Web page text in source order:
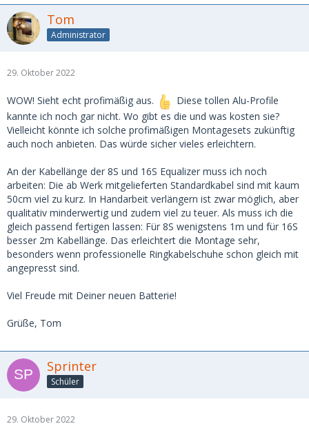
Tom
Administrator
29. Oktober 2022
WOW! Sieht echt profimäßig aus.
Diese tollen Alu-Profile
kannte ich noch gar nicht. Wo gibt es die und was kosten sie?
Vielleicht könnte ich solche profimäßigen Montagesets zukünftig
auch noch anbieten. Das würde sicher vieles erleichtern.
An der Kabellänge der 8S und 16S Equalizer muss ich noch
arbeiten: Die ab Werk mitgelieferten Standardkabel sind mit kaum
50cm viel zu kurz. In Handarbeit verlängern ist zwar möglich, aber
qualitativ minderwertig und zudem viel zu teuer. Als muss ich die
gleich passend fertigen lassen: Für 8S wenigstens 1m und für 16S
besser 2m Kabellänge. Das erleichtert die Montage sehr,
besonders wenn professionelle Ringkabelschuhe schon gleich mit
angepresst sind.
Viel Freude mit Deiner neuen Batterie!
Grüße, Tom
Sprinter
Schüler
29. Oktober 2022